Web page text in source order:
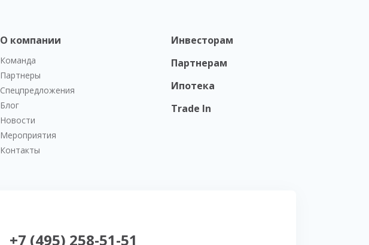
О компании
Команда
Партнеры
Спецпредложения
Блог
Новости
Мероприятия
Контакты
Инвесторам
Партнерам
Ипотека
Trade In
+7 (495) 258-51-51